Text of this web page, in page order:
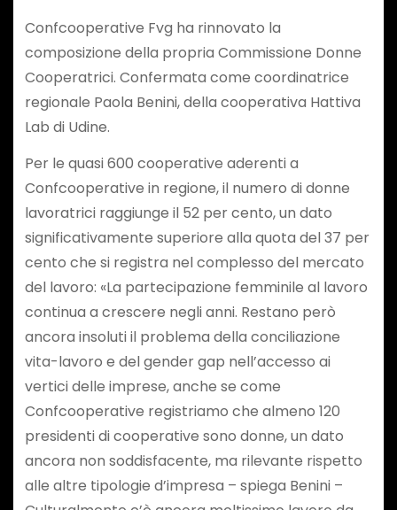
Confcooperative Fvg ha rinnovato la
composizione della propria Commissione Donne
Cooperatrici. Confermata come coordinatrice
regionale Paola Benini, della cooperativa Hattiva
Lab di Udine.
Per le quasi 600 cooperative aderenti a
Confcooperative in regione, il numero di donne
lavoratrici raggiunge il 52 per cento, un dato
significativamente superiore alla quota del 37 per
cento che si registra nel complesso del mercato
del lavoro: «La partecipazione femminile al lavoro
continua a crescere negli anni. Restano però
ancora insoluti il problema della conciliazione
vita-lavoro e del gender gap nell’accesso ai
vertici delle imprese, anche se come
Confcooperative registriamo che almeno 120
presidenti di cooperative sono donne, un dato
ancora non soddisfacente, ma rilevante rispetto
alle altre tipologie d’impresa – spiega Benini –